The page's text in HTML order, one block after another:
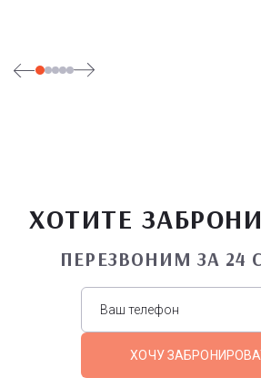
ХОТИТЕ
ПЕРЕЗВОНИМ ЗА 24
ХОЧУ